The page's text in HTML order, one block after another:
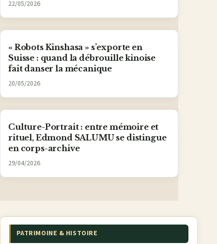
22/05/2026
« Robots Kinshasa » s’exporte en
Suisse : quand la débrouille kinoise
fait danser la mécanique
20/05/2026
Culture-Portrait : entre mémoire et
rituel, Edmond SALUMU se distingue
en corps-archive
29/04/2026
PATRIMOINE & HISTOIRE